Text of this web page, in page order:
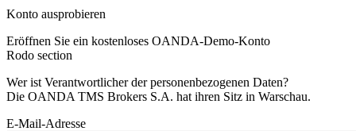
Konto ausprobieren
Eröffnen Sie ein kostenloses OANDA-Demo-Konto
Rodo section
Wer ist Verantwortlicher der personenbezogenen Daten?
Die OANDA TMS Brokers S.A. hat ihren Sitz in Warschau.
E-Mail-Adresse